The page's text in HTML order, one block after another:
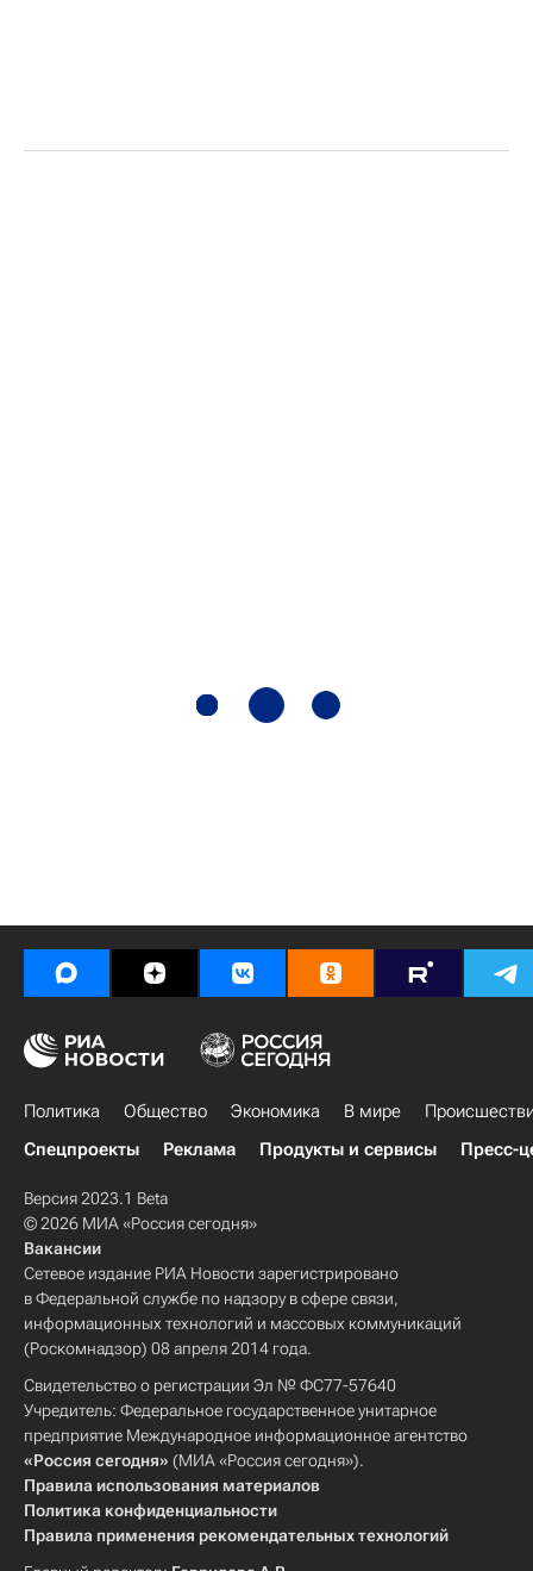
Политика Общество Экономика В мире
Спецпроекты
Реклама Продукты и сервисы Пресс-
Версия 2023.1 Beta
© 2026 МИА «Россия сегодня»
Вакансии
Сетевое издание РИА Новости зарегистрировано
в Федеральной службе по надзору в сфере связи,
информационных технологий и массовых коммуникаций
(Роскомнадзор) 08 апреля 2014 года.
Свидетельство о регистрации Эл № ФС77-57640
Учредитель: Федеральное государственное унитарное
предприятие Международное информационное агентство
«Россия сегодня» (МИА «Россия сегодня»).
Правила использования материалов
Политика конфиденциальности
Правила применения рекомендательных технологий